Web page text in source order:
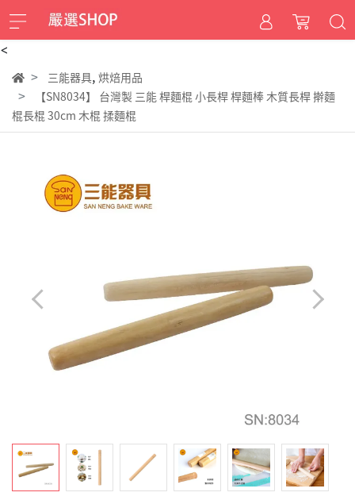
<
三能器具, 烘焙用品
【SN8034】 台灣製 三能 桿麵棍 小長桿 桿麵棒 木質長桿 擀麵
棍長棍 30cm 木棍 揉麵棍